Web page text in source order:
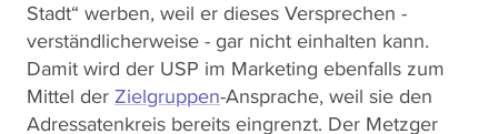
Stadt“ werben, weil er dieses Versprechen -
verständlicherweise - gar nicht einhalten kann.
Damit wird der USP im Marketing ebenfalls zum
Mittel der Zielgruppen-Ansprache, weil sie den
Adressatenkreis bereits eingrenzt. Der Metzger